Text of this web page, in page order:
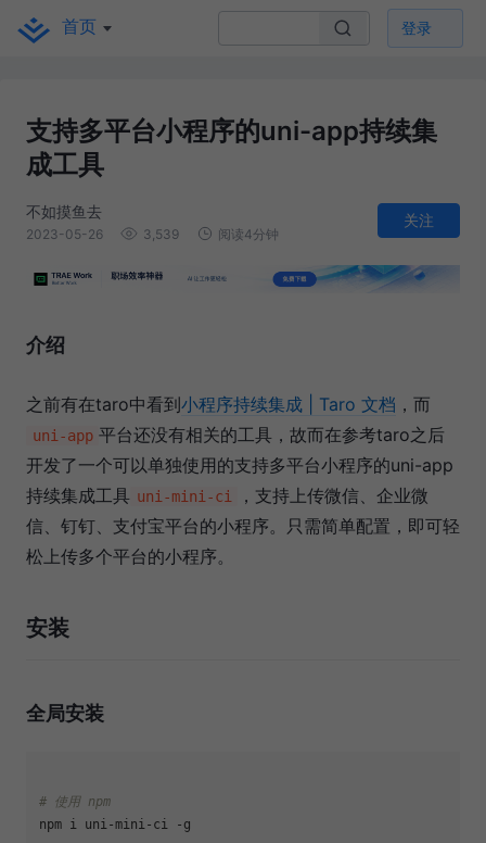
首页 登录
支持多平台小程序的uni-app持续集
成工具
不如摸鱼去
2023-05-26 3,539 阅读4分钟
关注
介绍
之前有在taro中看到 小程序持续集成 | Taro 文档 ，而
uni-app 平台还没有相关的工具，故而在参考taro之后
开发了一个可以单独使用的支持多平台小程序的uni-app
持续集成工具 uni-mini-ci
，支持上传微信、企业微
信、钉钉、支付宝平台的小程序。只需简单配置，即可轻
松上传多个平台的小程序。
安装
全局安装
# 使用 npm
npm i uni-mini-ci -g